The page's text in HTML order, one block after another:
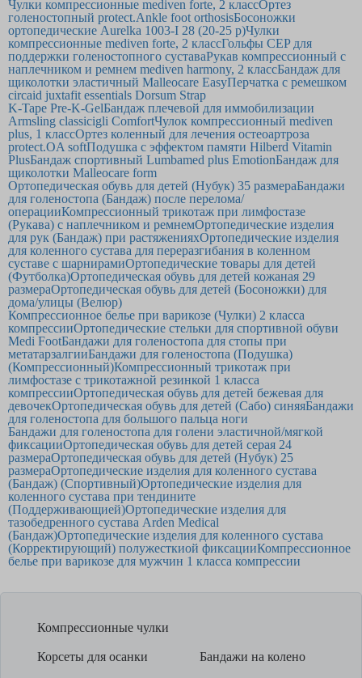
Чулки компрессионные mediven forte, 2 классОртез
голеностопный protect.Ankle foot orthosisБосоножки
ортопедические Aurelka 1003-I 28 (20-25 р)Чулки
компрессионные mediven forte, 2 классГольфы CEP для
поддержки голеностопного суставаРукав компрессионный с
наплечником и ремнем mediven harmony, 2 классБандаж для
щиколотки эластичный Malleocare EasyПерчатка с ремешком
circaid juxtafit essentials Dorsum Strap
K-Tape Pre-K-GelБандаж плечевой для иммобилизации
Armsling classicigli ComfortЧулок компрессионный mediven
plus, 1 классОртез коленный для лечения остеоартроза
protect.OA softПодушка с эффектом памяти Hilberd Vitamin
PlusБандаж спортивный Lumbamed plus EmotionБандаж для
щиколотки Malleocare form
Ортопедическая обувь для детей (Нубук) 35 размераБандажи
для голеностопа (Бандаж) после перелома/
операцииКомпрессионный трикотаж при лимфостазе
(Рукава) с наплечником и ремнемОртопедические изделия
для рук (Бандаж) при растяженияхОртопедические изделия
для коленного сустава для переразгибания в коленном
суставе с шарнирамиОртопедические товары для детей
(Футболка)Ортопедическая обувь для детей кожаная 29
размераОртопедическая обувь для детей (Босоножки) для
дома/улицы (Велюр)
Компрессионное белье при варикозе (Чулки) 2 класса
компрессииОртопедические стельки для спортивной обуви
Medi FootБандажи для голеностопа для стопы при
метатарзалгииБандажи для голеностопа (Подушка)
(Компрессионный)Компрессионный трикотаж при
лимфостазе с трикотажной резинкой 1 класса
компрессииОртопедическая обувь для детей бежевая для
девочекОртопедическая обувь для детей (Сабо) синяяБандажи
для голеностопа для большого пальца ноги
Бандажи для голеностопа для голени эластичной/мягкой
фиксацииОртопедическая обувь для детей серая 24
размераОртопедическая обувь для детей (Нубук) 25
размераОртопедические изделия для коленного сустава
(Бандаж) (Спортивный)Ортопедические изделия для
коленного сустава при тендините
(Поддерживающией)Ортопедические изделия для
тазобедренного сустава Arden Medical
(Бандаж)Ортопедические изделия для коленного сустава
(Корректирующий) полужесткиой фиксацииКомпрессионное
белье при варикозе для мужчин 1 класса компрессии
Компрессионные чулки
Корсеты для осанки Бандажи на колено